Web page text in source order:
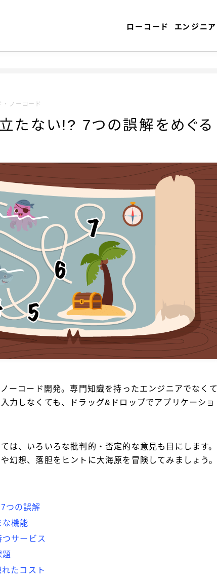
ローコード エンジニア
・ノーコード
たない!? 7つの誤解をめぐる
ーコード開発。専門知識を持ったエンジニアでなくて
力しなくても、ドラッグ&ドロップでアプリケーショ
は、いろいろな批判的・否定的な意見も目にします。
幻想、落胆をヒントに大海原を冒険してみましょう。
つの誤解
機能
サービス
題
たコスト